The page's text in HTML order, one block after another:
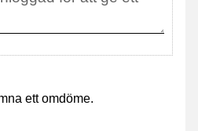
ett omdöme.